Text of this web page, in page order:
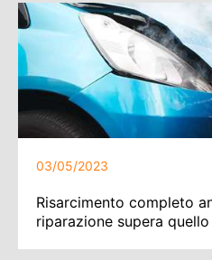
03/05/2023
Risarcimento completo
riparazione supera